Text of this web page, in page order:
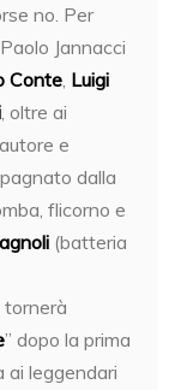
no. Per
Jannacci
Conte Luigi
, oltre ai
e
dalla
flicorno e
(batteria
, tornerà
” dopo la prima
ai leggendari